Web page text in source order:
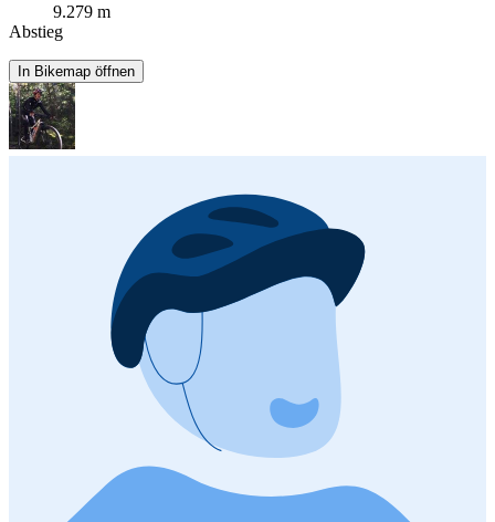
9.279 m
Abstieg
In Bikemap öffnen